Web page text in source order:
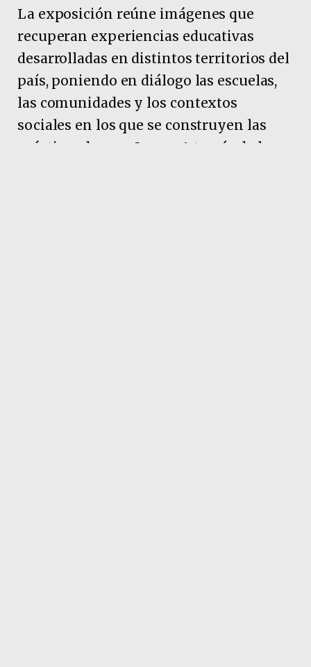
La exposición reúne imágenes que
recuperan experiencias educativas
desarrolladas en distintos territorios del
país, poniendo en diálogo las escuelas,
las comunidades y los contextos
sociales en los que se construyen las
prácticas de enseñanza. A través de la